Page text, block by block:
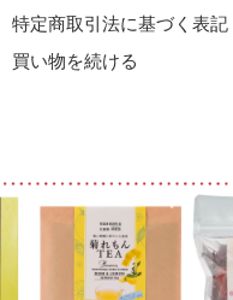
特定商取引法に基づく表記
買い物を続ける